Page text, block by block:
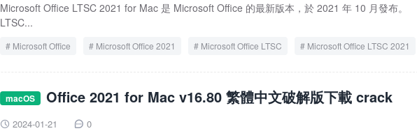
Microsoft Office LTSC 2021 for Mac 是 Microsoft Office 的最新版本，於 2021 年 10 月發布。
LTSC...
Microsoft Office Microsoft Office 2021 Microsoft Office LTSC
Microsoft Office LTSC 2021
Office LTSC 2021 for Mac
macOS Office 2021 for Mac v16.80 繁體中文破解版下載 crack
 2024-01-21  0